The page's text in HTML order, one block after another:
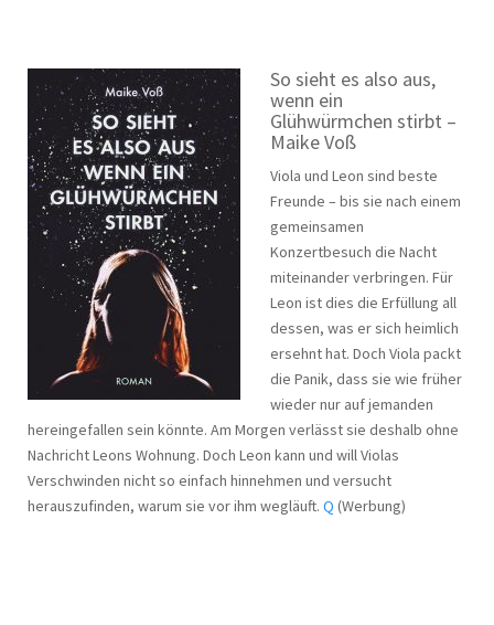
So sieht es also aus,
wenn ein
Glühwürmchen stirbt –
Maike Voß
Viola und Leon sind beste
Freunde – bis sie nach einem
gemeinsamen
Konzertbesuch die Nacht
miteinander verbringen. Für
Leon ist dies die Erfüllung all
dessen, was er sich heimlich
ersehnt hat. Doch Viola packt
die Panik, dass sie wie früher
wieder nur auf jemanden
hereingefallen sein könnte. Am Morgen verlässt sie deshalb ohne
Nachricht Leons Wohnung. Doch Leon kann und will Violas
Verschwinden nicht so einfach hinnehmen und versucht
herauszufinden, warum sie vor ihm wegläuft. Q (Werbung)